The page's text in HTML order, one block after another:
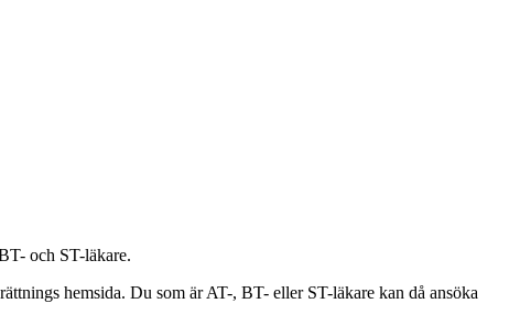
och ST-läkare.
hemsida. Du som är AT-, BT- eller ST-läkare kan då ansöka